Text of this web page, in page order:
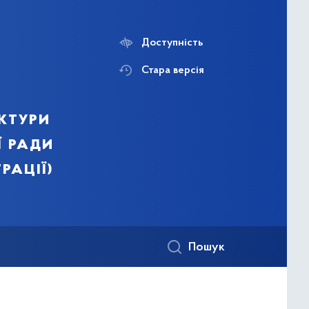
ради
Доступність
Стара версія
Пошук